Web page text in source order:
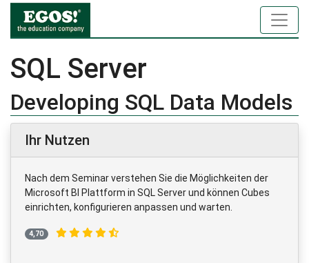
SQL Server
Developing SQL Data Models
Ihr Nutzen
Nach dem Seminar verstehen Sie die Möglichkeiten der
Microsoft BI Plattform in SQL Server und können Cubes
einrichten, konfigurieren anpassen und warten.
4,70